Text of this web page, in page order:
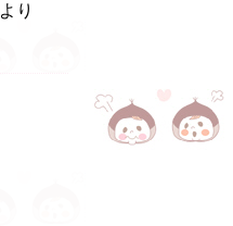
より